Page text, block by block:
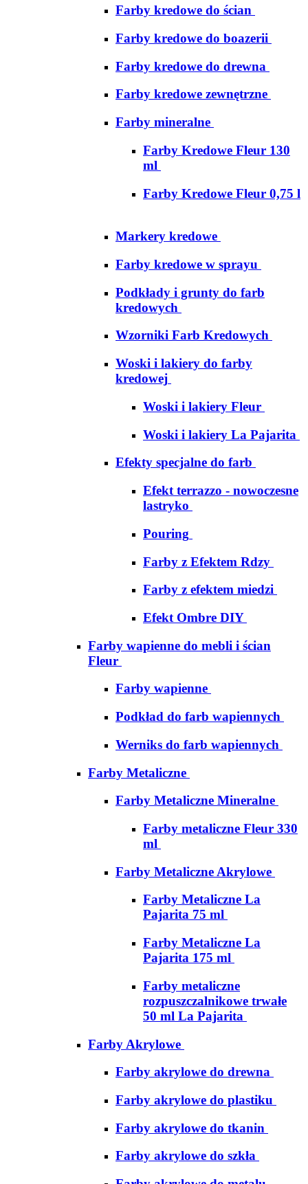
Farby kredowe do ścian
Farby kredowe do boazerii
Farby kredowe do drewna
Farby kredowe zewnętrzne
Farby mineralne
Farby Kredowe Fleur 130
ml
Farby Kredowe Fleur 0,75 l
Markery kredowe
Farby kredowe w sprayu
Podkłady i grunty do farb
kredowych
Wzorniki Farb Kredowych
Woski i lakiery do farby
kredowej
Woski i lakiery Fleur
Woski i lakiery La Pajarita
Efekty specjalne do farb
Efekt terrazzo - nowoczesne
lastryko
Pouring
Farby z Efektem Rdzy
Farby z efektem miedzi
Efekt Ombre DIY
Farby wapienne do mebli i ścian
Fleur
Farby wapienne
Podkład do farb wapiennych
Werniks do farb wapiennych
Farby Metaliczne
Farby Metaliczne Mineralne
Farby metaliczne Fleur 330
ml
Farby Metaliczne Akrylowe
Farby Metaliczne La
Pajarita 75 ml
Farby Metaliczne La
Pajarita 175 ml
Farby metaliczne
rozpuszczalnikowe trwałe
50 ml La Pajarita
Farby Akrylowe
Farby akrylowe do drewna
Farby akrylowe do plastiku
Farby akrylowe do tkanin
Farby akrylowe do szkła